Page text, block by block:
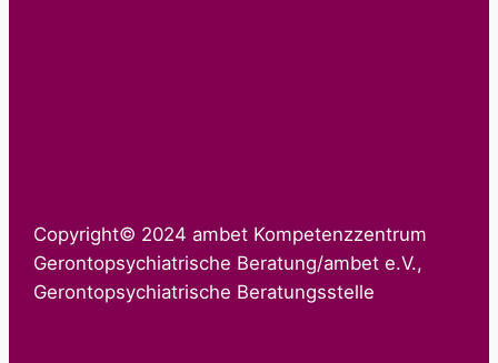
Copyright© 2024 ambet Kompetenzzentrum
Gerontopsychiatrische Beratung/ambet e.V.,
Gerontopsychiatrische Beratungsstelle